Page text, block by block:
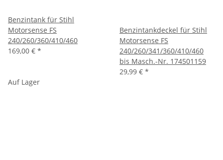
Benzintank für Stihl
Motorsense FS
240/260/360/410/460
169,00 € *
Benzintankdeckel für Stihl
Motorsense FS
240/260/341/360/410/460
bis Masch.-Nr. 174501159
29,99 € *
Auf Lager